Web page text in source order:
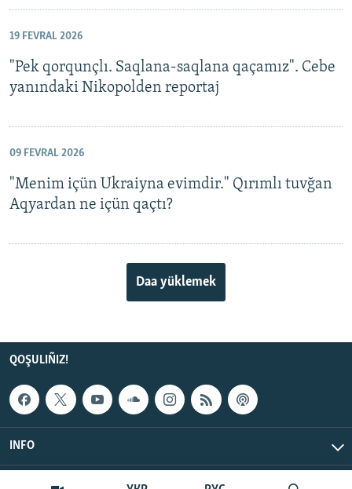
19 FEVRAL 2026
"Pek qorqunçlı. Saqlana-saqlana qaçamız". Cebe
yanındaki Nikopolden reportaj
09 FEVRAL 2026
"Menim içün Ukraiyna evimdir." Qırımlı tuvğan
Aqyardan ne içün qaçtı?
Daa yüklemek
QOŞULIÑIZ!
INFO